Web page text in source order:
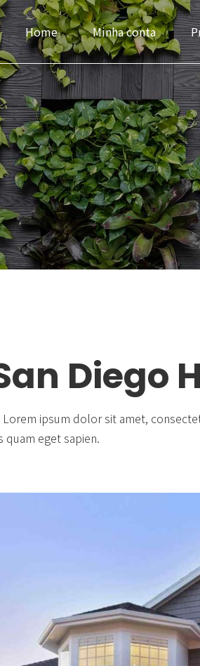
Home Minha conta
Headlines
Buttons
Icons
Images & Before/After
Diego
ipsum dolor sit amet,
eget sapien.